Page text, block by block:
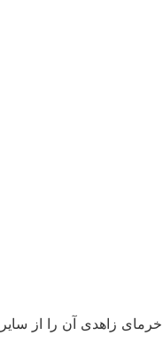
زاهدی آن را از سایر